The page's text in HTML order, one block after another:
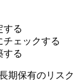
する
ェックする
する
期保有のリスク